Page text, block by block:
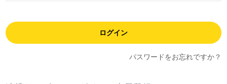
ログイン
パスワードをお忘れですか？